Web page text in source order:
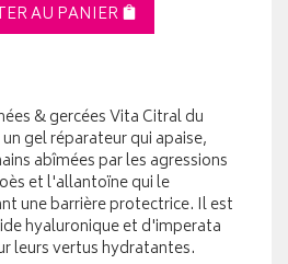
AU PANIER
& gercées Vita Citral du
gel réparateur qui apaise,
abîmées par les agressions
et l'allantoïne qui le
une barrière protectrice. Il est
hyaluronique et d'imperata
leurs vertus hydratantes.